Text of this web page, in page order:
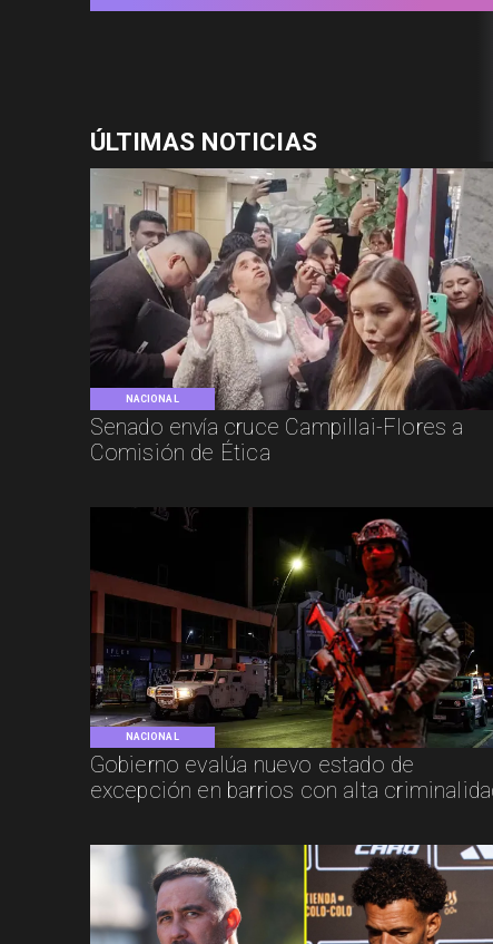
NACIONAL
Senado envía cruce Campillai-Flores a
Comisión de Ética
NACIONAL
Gobierno evalúa nuevo estado de
excepción en barrios con alta
ÚLTIMAS NOTICIAS